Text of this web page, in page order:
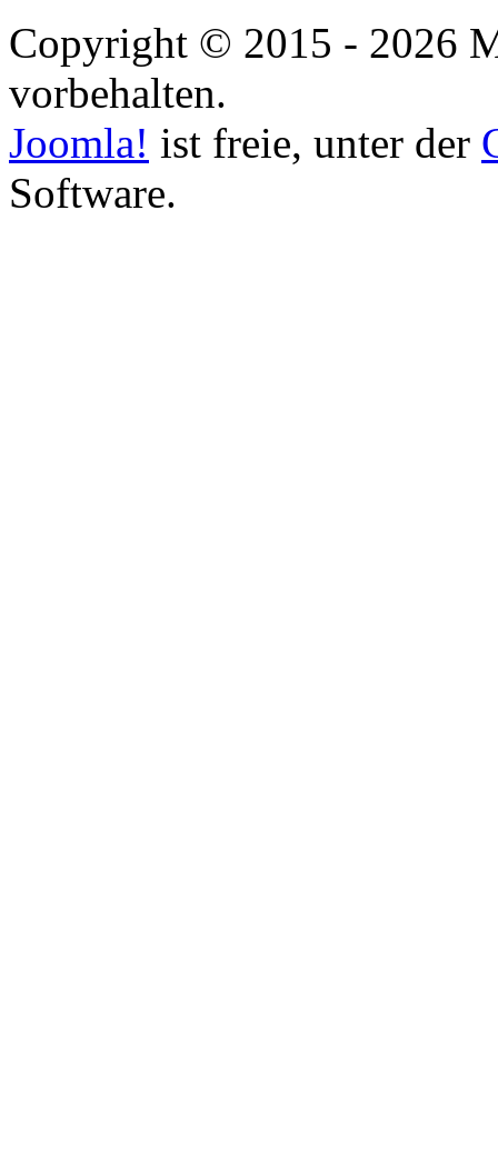
Copyright © 2015 - 2026
vorbehalten.
Joomla! ist freie, unter der
Software.